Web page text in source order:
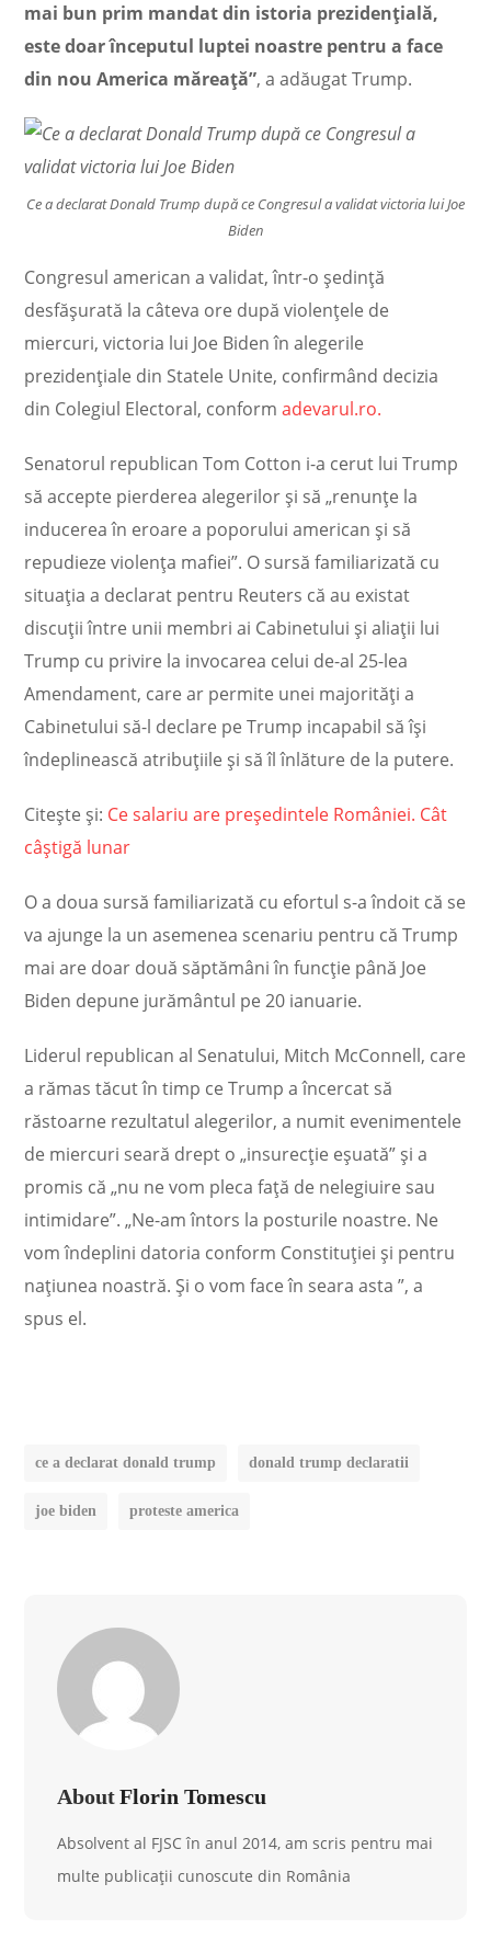
mai bun prim mandat din istoria prezidenţială,
este doar începutul luptei noastre pentru a face
din nou America măreaţă”, a adăugat Trump.
Ce a declarat Donald Trump după ce Congresul a validat victoria lui Joe
Biden
Congresul american a validat, într-o şedinţă
desfăşurată la câteva ore după violenţele de
miercuri, victoria lui Joe Biden în alegerile
prezidenţiale din Statele Unite, confirmând decizia
din Colegiul Electoral, conformadevarul.ro.
Senatorul republican Tom Cotton i-a cerut lui Trump
să accepte pierderea alegerilor şi să „renunţe la
inducerea în eroare a poporului american şi să
repudieze violenţa mafiei”. O sursă familiarizată cu
situaţia a declarat pentru Reuters că au existat
discuţii între unii membri ai Cabinetului şi aliaţii lui
Trump cu privire la invocarea celui de-al 25-lea
Amendament, care ar permite unei majorităţi a
Cabinetului să-l declare pe Trump incapabil să îşi
îndeplinească atribuţiile şi să îl înlăture de la putere.
Citește și: Ce salariu are președintele României. Cât
câștigă lunar
O a doua sursă familiarizată cu efortul s-a îndoit că se
va ajunge la un asemenea scenariu pentru că Trump
mai are doar două săptămâni în funcţie până Joe
Biden depune jurământul pe 20 ianuarie.
Liderul republican al Senatului, Mitch McConnell, care
a rămas tăcut în timp ce Trump a încercat să
răstoarne rezultatul alegerilor, a numit evenimentele
de miercuri seară drept o „insurecţie eşuată” şi a
promis că „nu ne vom pleca faţă de nelegiuire sau
intimidare”. „Ne-am întors la posturile noastre. Ne
vom îndeplini datoria conform Constituţiei şi pentru
naţiunea noastră. Şi o vom face în seara asta ”, a
spus el.
ce a declarat donald trump donald trump declaratii
joe biden proteste america
About Florin Tomescu
Absolvent al FJSC în anul 2014, am scris pentru mai
multe publicații cunoscute din România